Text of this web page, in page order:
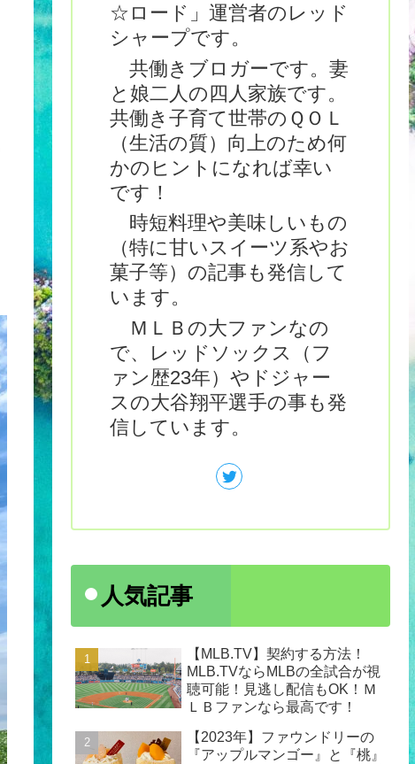
☆ロード」運営者のレッド
シャープです。
共働きブロガーです。妻
と娘二人の四人家族です。
共働き子育て世帯のＱＯＬ
（生活の質）向上のため何
かのヒントになれば幸い
です！
時短料理や美味しいもの
（特に甘いスイーツ系やお
菓子等）の記事も発信して
います。
ＭＬＢの大ファンなの
で、レッドソックス（フ
ァン歴23年）やドジャー
スの大谷翔平選手の事も発
信しています。
人気記事
【MLB.TV】契約する方法！
MLB.TVならMLBの全試合が視
聴可能！見逃し配信もOK！Ｍ
ＬＢファンなら最高です！
【2023年】ファウンドリーの
『アップルマンゴー』と『桃』